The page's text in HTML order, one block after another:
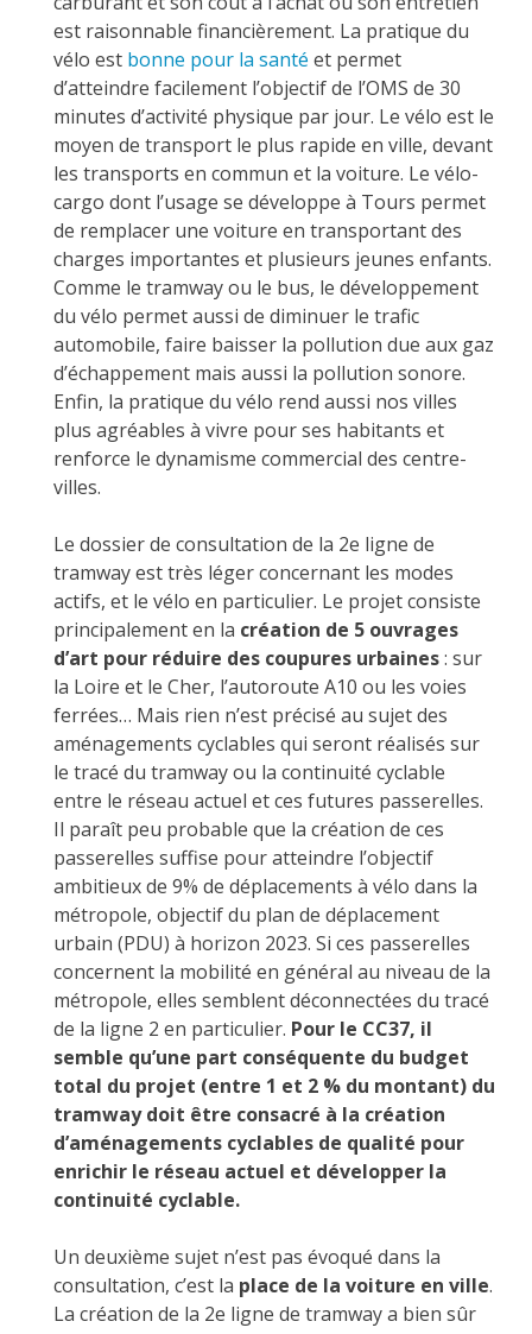
est raisonnable financièrement. La pratique du
vélo est bonne pour la santé et permet
d’atteindre facilement l’objectif de l’OMS de 30
minutes d’activité physique par jour. Le vélo est le
moyen de transport le plus rapide en ville, devant
les transports en commun et la voiture. Le vélo-
cargo dont l’usage se développe à Tours permet
de remplacer une voiture en transportant des
charges importantes et plusieurs jeunes enfants.
Comme le tramway ou le bus, le développement
du vélo permet aussi de diminuer le trafic
automobile, faire baisser la pollution due aux gaz
d’échappement mais aussi la pollution sonore.
Enfin, la pratique du vélo rend aussi nos villes
plus agréables à vivre pour ses habitants et
renforce le dynamisme commercial des centre-
villes.
Le dossier de consultation de la 2e ligne de
tramway est très léger concernant les modes
actifs, et le vélo en particulier. Le projet consiste
principalement en la création de 5 ouvrages
d’art pour réduire des coupures urbaines: sur
la Loire et le Cher, l’autoroute A10 ou les voies
ferrées… Mais rien n’est précisé au sujet des
aménagements cyclables qui seront réalisés sur
le tracé du tramway ou la continuité cyclable
entre le réseau actuel et ces futures passerelles.
Il paraît peu probable que la création de ces
passerelles suffise pour atteindre l’objectif
ambitieux de 9% de déplacements à vélo dans la
métropole, objectif du plan de déplacement
urbain (PDU) à horizon 2023. Si ces passerelles
concernent la mobilité en général au niveau de la
métropole, elles semblent déconnectées du tracé
de la ligne 2 en particulier. Pour le CC37, il
semble qu’une part conséquente du budget
total du projet (entre 1 et 2 % du montant) du
tramway doit être consacré à la création
d’aménagements cyclables de qualité pour
enrichir le réseau actuel et développer la
continuité cyclable.
Un deuxième sujet n’est pas évoqué dans la
consultation, c’est la place de la voiture en ville.
La création de la 2e ligne de tramway a bien sûr